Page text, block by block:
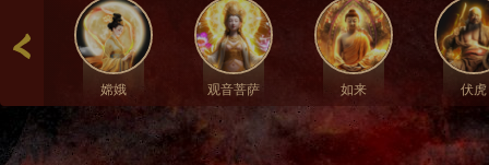
嫦娥 观音菩萨 如来 伏虎